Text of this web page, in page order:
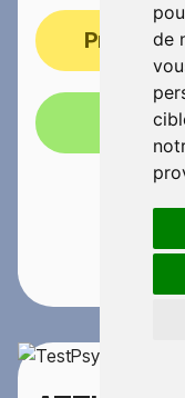
de
Prendre